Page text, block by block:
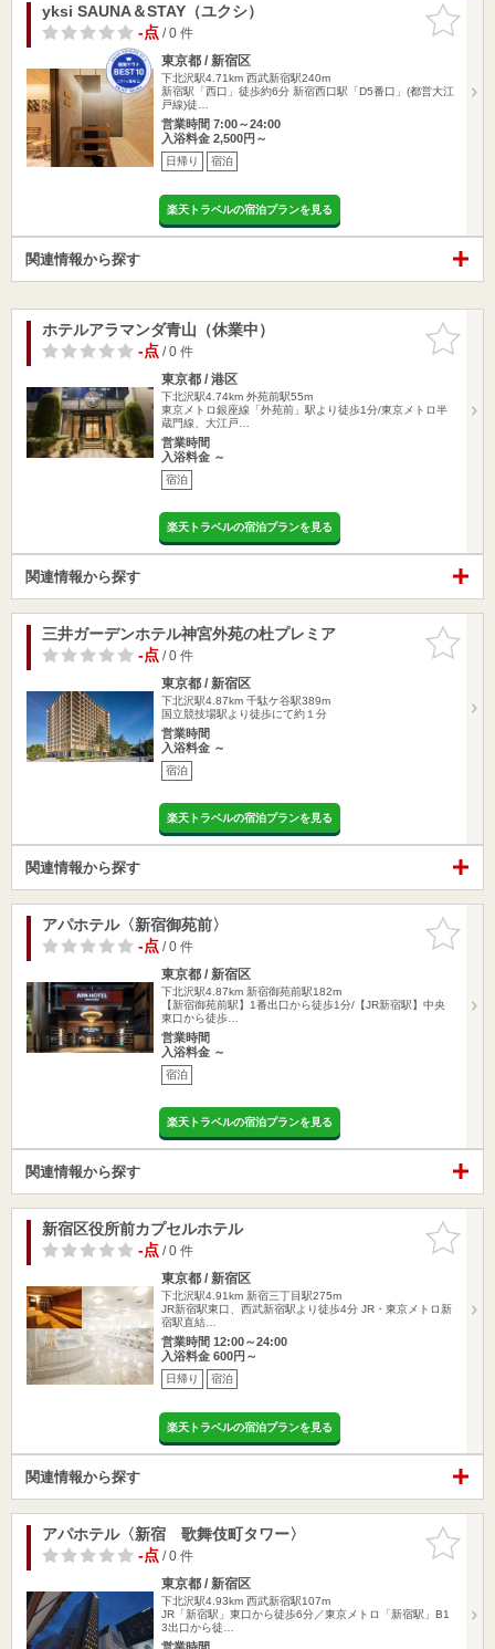
お気に入
りに追加
yksi SAUNA＆STAY（ユクシ）
-点/ 0 件
東京都 / 新宿区
下北沢駅4.71km 西武新宿駅240m
新宿駅「西口」徒歩約6分 新宿西口駅「D5番口」(都営大江
戸線)徒…
営業時間 7:00～24:00
入浴料金 2,500円～
日帰り 宿泊
楽天トラベルの宿泊プランを見る
関連情報から探す
お気に入
りに追加
ホテルアラマンダ青山（休業中）
-点/ 0 件
東京都 / 港区
下北沢駅4.74km 外苑前駅55m
東京メトロ銀座線「外苑前」駅より徒歩1分/東京メトロ半
蔵門線、大江戸…
営業時間
入浴料金 ～
宿泊
楽天トラベルの宿泊プランを見る
関連情報から探す
お気に入
りに追加
三井ガーデンホテル神宮外苑の杜プレミア
-点/ 0 件
東京都 / 新宿区
下北沢駅4.87km 千駄ケ谷駅389m
国立競技場駅より徒歩にて約１分
営業時間
入浴料金 ～
宿泊
楽天トラベルの宿泊プランを見る
関連情報から探す
お気に入
りに追加
アパホテル〈新宿御苑前〉
-点/ 0 件
東京都 / 新宿区
下北沢駅4.87km 新宿御苑前駅182m
【新宿御苑前駅】1番出口から徒歩1分/【JR新宿駅】中央
東口から徒歩…
営業時間
入浴料金 ～
宿泊
楽天トラベルの宿泊プランを見る
関連情報から探す
お気に入
りに追加
新宿区役所前カプセルホテル
-点/ 0 件
東京都 / 新宿区
下北沢駅4.91km 新宿三丁目駅275m
JR新宿駅東口、西武新宿駅より徒歩4分 JR・東京メトロ新
宿駅直結…
営業時間 12:00～24:00
入浴料金 600円～
日帰り 宿泊
楽天トラベルの宿泊プランを見る
関連情報から探す
お気に入
りに追加
アパホテル〈新宿 歌舞伎町タワー〉
-点/ 0 件
東京都 / 新宿区
下北沢駅4.93km 西武新宿駅107m
JR「新宿駅」東口から徒歩6分／東京メトロ「新宿駅」B1
3出口から徒…